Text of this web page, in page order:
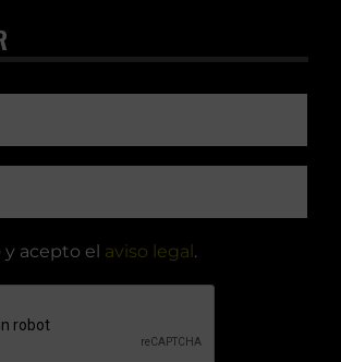
acepto el aviso legal .